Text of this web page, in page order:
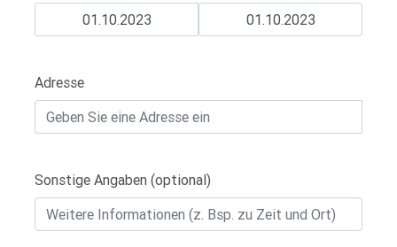
Adresse
Sonstige Angaben (optional)